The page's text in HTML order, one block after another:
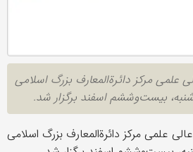
مرکز دائرةالمعارف بزرگ اسلامی
علمی مرکز دائرةالمعارف بزرگ اسلامی